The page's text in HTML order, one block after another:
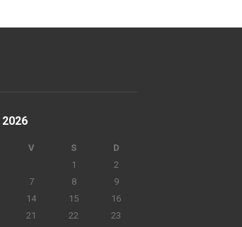
V S
D
1
2
7 8
9
14 15
16
21 22 23